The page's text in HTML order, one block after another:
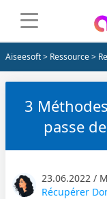
Aiseesoft> Ressource>
3
passe
23.06.2022 /
Récupérer